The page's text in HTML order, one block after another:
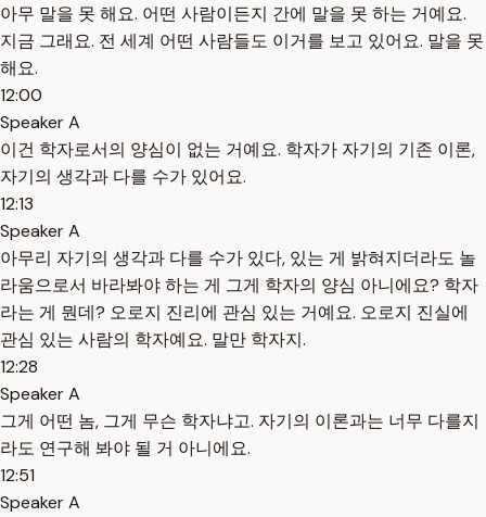
아무 말을 못 해요. 어떤 사람이든지 간에 말을 못 하는 거예요.
지금 그래요. 전 세계 어떤 사람들도 이거를 보고 있어요. 말을 못
해요.
12:00
Speaker A
이건 학자로서의 양심이 없는 거예요. 학자가 자기의 기존 이론,
자기의 생각과 다를 수가 있어요.
12:13
Speaker A
아무리 자기의 생각과 다를 수가 있다, 있는 게 밝혀지더라도 놀
라움으로서 바라봐야 하는 게 그게 학자의 양심 아니에요? 학자
라는 게 뭔데? 오로지 진리에 관심 있는 거예요. 오로지 진실에
관심 있는 사람의 학자예요. 말만 학자지.
12:28
Speaker A
그게 어떤 놈, 그게 무슨 학자냐고. 자기의 이론과는 너무 다를지
라도 연구해 봐야 될 거 아니에요.
12:51
Speaker A